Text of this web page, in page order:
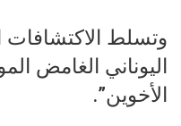
وتسلط
اليوناني الغامض
الأخوين”.